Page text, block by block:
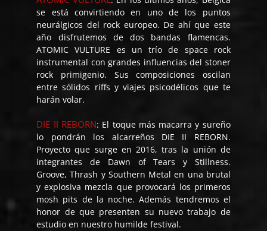
se está convirtiendo en uno de los puntos
neurálgicos del rock europeo. De ahí que este
año disfrutemos de dos bandas flamencas.
ATOMIC VULTURE es un trío de space rock
instrumental con grandes influencias del stoner
rock primigenio. Sus composiciones oscilan
entre sólidos riffs y viajes psicodélicos que te
harán volar.
DIE II REBORN: El toque más macarra y sureño
lo pondrán los alcarreños DIE II REBORN.
Proyecto que surge en 2016, tras la unión de
integrantes de Dawn of Tears y Stillness.
Groove, Thrash y Southern Metal en una brutal
y explosiva mezcla que provocará los primeros
mosh pits de la noche. Además tendremos el
honor de que presenten su nuevo trabajo de
estudio en nuestro humilde festival.